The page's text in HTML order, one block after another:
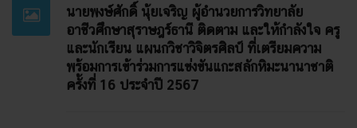
นายพงษ์ศักดิ์ นุ้ยเจริญ ผู้อำนวยการวิทยาลัย
อาชีวศึกษาสุราษฎร์ธานี ติดตาม และให้กำลังใจ ครู
และนักเรียน แผนกวิชาวิจิตรศิลป์ ที่เตรียมความ
พร้อมการเข้าร่วมการแข่งขันแกะสลักหิมะนานาชาติ
ครั้งที่ 16 ประจำปี 2567